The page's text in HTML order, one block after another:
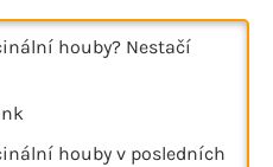
houby? Nestačí
houby v posledních